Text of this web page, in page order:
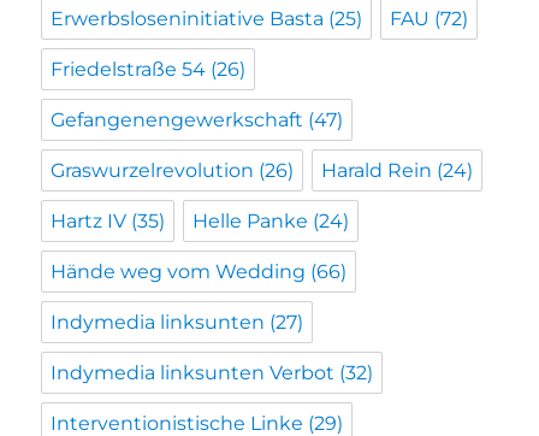
Erwerbsloseninitiative Basta (25) FAU (72)
Friedelstraße 54 (26)
Gefangenengewerkschaft (47)
Graswurzelrevolution (26) Harald Rein (24)
Hartz IV (35) Helle Panke (24)
Hände weg vom Wedding (66)
Indymedia linksunten (27)
Indymedia linksunten Verbot (32)
Interventionistische Linke (29)